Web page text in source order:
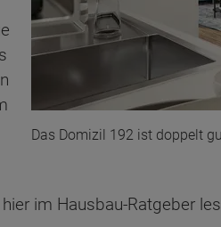
Das Domizil 192 ist doppelt
im Hausbau-Ratgeber